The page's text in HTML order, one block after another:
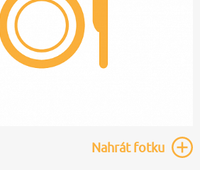
Nahrátfotku